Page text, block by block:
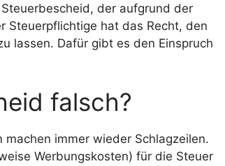
der aufgrund der
Steuerpflichtige hat das Recht, den
lassen. Dafür gibt es den Einspruch
falsch?
immer wieder Schlagzeilen.
Werbungskosten) für die Steuer